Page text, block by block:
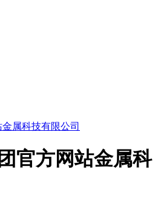
官方网站金属科